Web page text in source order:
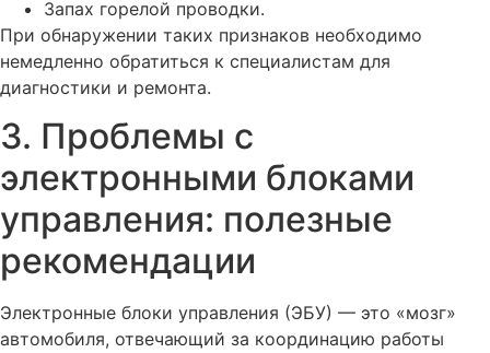
Запах горелой проводки.
При обнаружении таких признаков необходимо
немедленно обратиться к специалистам для
диагностики и ремонта.
3. Проблемы с
электронными блоками
управления: полезные
рекомендации
Электронные блоки управления (ЭБУ) — это «мозг»
автомобиля, отвечающий за координацию работы